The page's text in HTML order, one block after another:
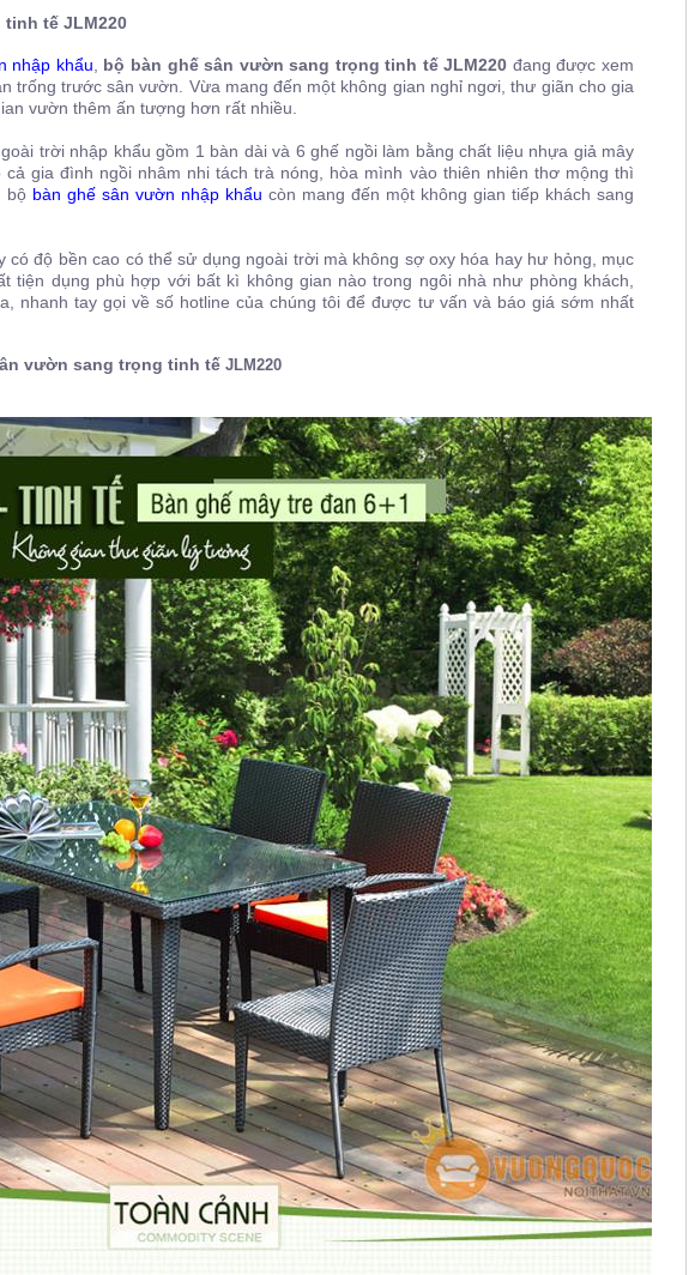
tế JLM220
nhập khẩu bộ bàn ghế sân vườn sang trọng tinh tế JLM220 đang được xem
trống trước sân vườn. Vừa mang đến một không gian nghỉ ngơi, thư giãn cho gia
vườn thêm ấn tượng hơn rất nhiều.
trời nhập khẩu gồm 1 bàn dài và 6 ghế ngồi làm bằng chất liệu nhựa giả mây
gia đình ngồi nhâm nhi tách trà nóng, hòa mình vào thiên nhiên thơ mộng thì
bộ bàn ghế sân vườn nhập khẩu còn mang đến một không gian tiếp khách sang
có độ bền cao có thể sử dụng ngoài trời mà không sợ oxy hóa hay hư hỏng, mục
tiện dụng phù hợp với bất kì không gian nào trong ngôi nhà như phòng khách,
nhanh tay gọi về số hotline của chúng tôiđể được tư vấn và báo giá sớm nhất
vườn sang trọng tinh tế JLM220